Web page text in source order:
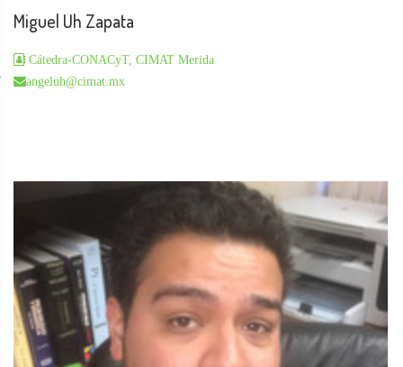
Miguel Uh Zapata
Cátedra-CONACyT, CIMAT Merida
angeluh@cimat.mx